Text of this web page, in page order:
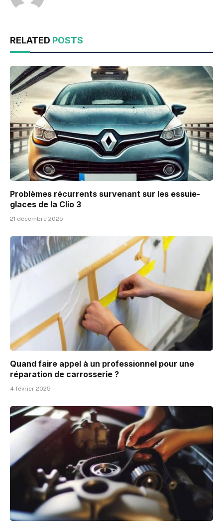
RELATED POSTS
Problèmes récurrents survenant sur les essuie-
glaces de la Clio 3
21 décembre 2025
Quand faire appel à un professionnel pour une
réparation de carrosserie ?
4 février 2025